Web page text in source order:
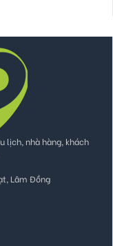
lịch, nhà hàng, khách
Lâm Đồng